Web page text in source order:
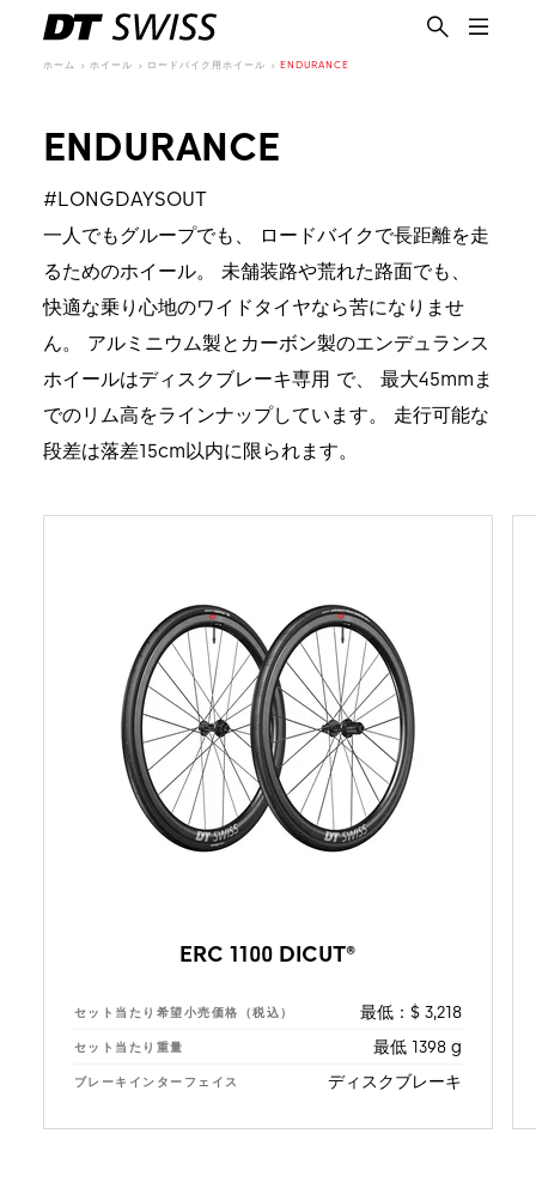
ホーム ホイール ロードバイク用ホイール ENDURANCE
ENDURANCE
#LONGDAYSOUT
一人でもグループでも、 ロードバイクで長距離を走
るためのホイール。 未舗装路や荒れた路面でも、
快適な乗り心地のワイドタイヤなら苦になりませ
ん。 アルミニウム製とカーボン製のエンデュランス
ホイールはディスクブレーキ専用 で、 最大45mmま
でのリム高をラインナップしています。 走行可能な
段差は落差15cm以内に限られます。
ERC 1100 DICUT®
セット当たり希望小売価格（税込） 最低：$ 3,218
セット当たり重量 最低 1398 g
ブレーキインターフェイス ディスクブレーキ